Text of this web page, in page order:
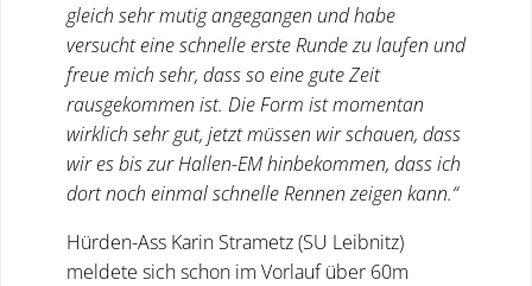
gleich sehr mutig angegangen und habe
versucht eine schnelle erste Runde zu laufen und
freue mich sehr, dass so eine gute Zeit
rausgekommen ist. Die Form ist momentan
wirklich sehr gut, jetzt müssen wir schauen, dass
wir es bis zur Hallen-EM hinbekommen, dass ich
dort noch einmal schnelle Rennen zeigen kann.“
Hürden-Ass Karin Strametz (SU Leibnitz)
meldete sich schon im Vorlauf über 60m